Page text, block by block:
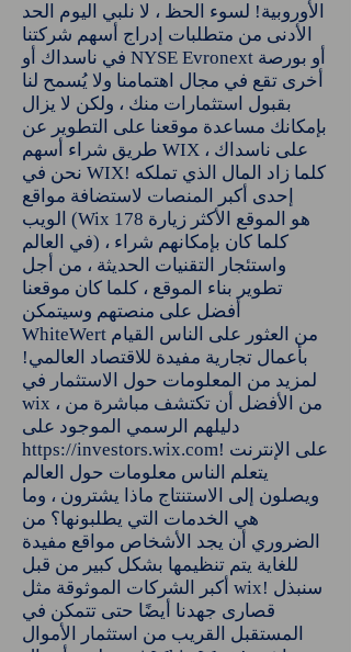
الأوروبية! لسوء الحظ ، لا نلبي اليوم الحد
الأدنى من متطلبات إدراج أسهم شركتنا
في ناسداك أو NYSE Evronext أو بورصة
أخرى تقع في مجال اهتمامنا ولا يُسمح لنا
بقبول استثمارات منك ، ولكن لا يزال
بإمكانك مساعدة موقعنا على التطوير عن
طريق شراء أسهم WIX على ناسداك ،
نحن في WIX! كلما زاد المال الذي تملكه
إحدى أكبر المنصات لاستضافة مواقع
الويب (Wix 178 هو الموقع الأكثر زيارة
في العالم) ، كلما كان بإمكانهم شراء
واستئجار التقنيات الحديثة ، من أجل
تطوير بناء الموقع ، كلما كان موقعنا
أفضل على منصتهم وسيتمكن
WhiteWert من العثور على الناس القيام
بأعمال تجارية مفيدة للاقتصاد العالمي!
لمزيد من المعلومات حول الاستثمار في
wix ، من الأفضل أن تكتشف مباشرة من
دليلهم الرسمي الموجود على
https://investors.wix.com! على الإنترنت
يتعلم الناس معلومات حول العالم
ويصلون إلى الاستنتاج ماذا يشترون ، وما
هي الخدمات التي يطلبونها؟ من
الضروري أن يجد الأشخاص مواقع مفيدة
للغاية يتم تنظيمها بشكل كبير من قبل
أكبر الشركات الموثوقة مثل wix! سنبذل
قصارى جهدنا أيضًا حتى تتمكن في
المستقبل القريب من استثمار الأموال